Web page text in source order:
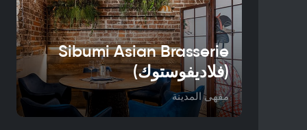
Sibumi Asian Brasserie
(فلاديفوستوك)
مقهى المدينة